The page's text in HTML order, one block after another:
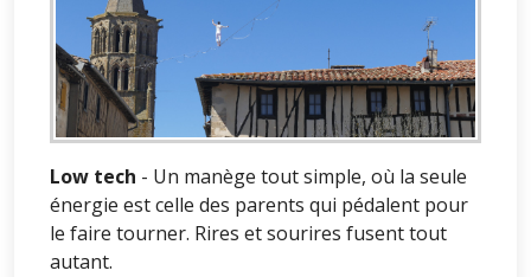
Low tech - Un manège tout simple, où la seule
énergie est celle des parents qui pédalent pour
le faire tourner. Rires et sourires fusent tout
autant.